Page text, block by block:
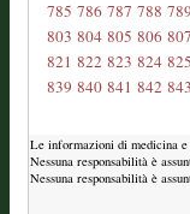
785 786 787 788 789
803 804 805 806 807
821 822 823 824 825
839 840 841 842 843
Le informazioni di medicina e
Nessuna responsabilità è
Nessuna responsabilità è